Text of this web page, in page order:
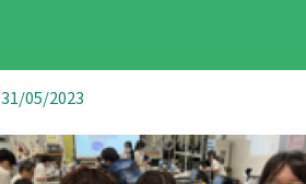
31/05/2023